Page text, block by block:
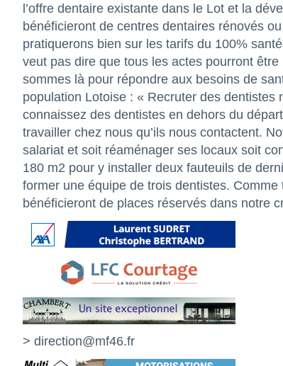
l’offre dentaire existante dans le Lot et la
bénéficieront de centres dentaires rénovés
pratiquerons bien sur les tarifs du 100%
veut pas dire que tous les actes pourront
sommes là pour répondre aux besoins de
population Lotoise : « Recruter des dentistes
connaissez des dentistes en dehors du
travailler chez nous qu’ils nous contactent.
salariat et soit réaménager ses locaux soit
180 m2 pour y installer deux fauteuils de
former une équipe de trois dentistes.
bénéficieront de places réservés dans notre
> direction@mf46.fr